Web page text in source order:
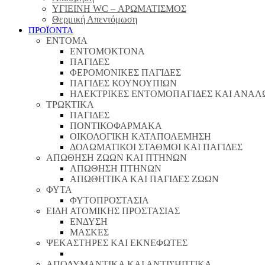
ΥΓΙΕΙΝΗ WC – ΑΡΩΜΑΤΙΣΜΟΣ
Θερμική Απεντόμωση
ΠΡΟΪΟΝΤΑ
ΕΝΤΟΜΑ
ΕΝΤΟΜΟΚΤΟΝΑ
ΠΑΓΙΔΕΣ
ΦΕΡΟΜΟΝΙΚΕΣ ΠΑΓΙΔΕΣ
ΠΑΓΙΔΕΣ ΚΟΥΝΟΥΠΙΩΝ
ΗΛΕΚΤΡΙΚΕΣ ΕΝΤΟΜΟΠΑΓΙΔΕΣ ΚΑΙ
ΤΡΩΚΤΙΚΑ
ΠΑΓΙΔΕΣ
ΠΟΝΤΙΚΟΦΑΡΜΑΚΑ
ΟΙΚΟΛΟΓΙΚΗ ΚΑΤΑΠΟΛΕΜΗΣΗ
ΔΟΛΩΜΑΤΙΚΟΙ ΣΤΑΘΜΟΙ ΚΑΙ ΠΑΓΙΔΕΣ
ΑΠΩΘΗΣΗ ΖΩΩΝ ΚΑΙ ΠΤΗΝΩΝ
ΑΠΩΘΗΣΗ ΠΤΗΝΩΝ
ΑΠΩΘΗΤΙΚΑ ΚΑΙ ΠΑΓΙΔΕΣ ΖΩΩΝ
ΦΥΤΑ
ΦΥΤΟΠΡΟΣΤΑΣΙΑ
ΕΙΔΗ ΑΤΟΜΙΚΗΣ ΠΡΟΣΤΑΣΙΑΣ
ΕΝΔΥΣΗ
ΜΑΣΚΕΣ
ΨΕΚΑΣΤΗΡΕΣ ΚΑΙ ΕΚΝΕΦΩΤΕΣ